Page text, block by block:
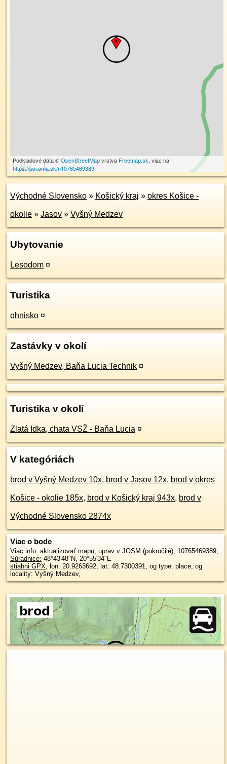
100 m
Podkladové dáta ©OpenStreetMapvrstva Freemap.sk, viac na
https://poi.oma.sk/n10765469389
Východné Slovensko » Košický kraj » okres Košice -
okolie » Jasov » Vyšný Medzev
Ubytovanie
Lesodom ¤
Turistika
ohnisko ¤
Zastávky v okolí
Vyšný Medzev, Baňa Lucia Technik ¤
Turistika v okolí
Zlatá Idka, chata VSŽ - Baňa Lucia ¤
V kategóriách
brod v Vyšný Medzev 10x, brod v Jasov 12x, brod v okres
Košice - okolie 185x, brod v Košický kraj 943x, brod v
Východné Slovensko 2874x
Viac o bode
Viac info: aktualizovať mapu, uprav v JOSM (pokročilé), 10765469389,
Súradnice: 48°43'48"N, 20°55'34"E
stiahni GPX, lon: 20.9263692, lat: 48.7300391, og type: place, og
locality: Vyšný Medzev,